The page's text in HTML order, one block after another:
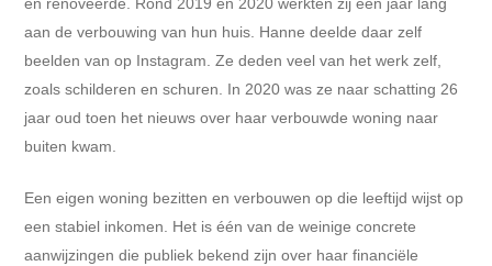
aan de verbouwing van hun huis. Hanne deelde daar zelf
beelden van op Instagram. Ze deden veel van het werk zelf,
zoals schilderen en schuren. In 2020 was ze naar schatting 26
jaar oud toen het nieuws over haar verbouwde woning naar
buiten kwam.
Een eigen woning bezitten en verbouwen op die leeftijd wijst op
een stabiel inkomen. Het is één van de weinige concrete
aanwijzingen die publiek bekend zijn over haar financiële